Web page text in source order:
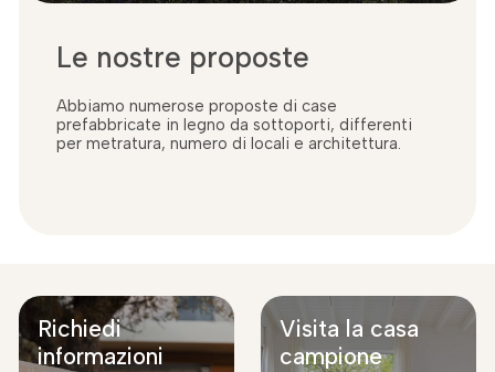
Le nostre proposte
Abbiamo numerose proposte di case
prefabbricate in legno da sottoporti, differenti
per metratura, numero di locali e architettura.
Richiedi
informazioni
Visita la casa
campione